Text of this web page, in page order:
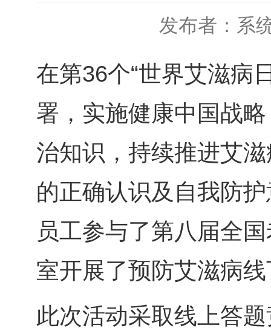
发布者：系
在第36个“世界艾滋病
署，实施健康中国战
治知识，持续推进艾
的正确认识及自我防
员工参与了第八届全
室开展了预防艾滋病
此次活动采取线上答